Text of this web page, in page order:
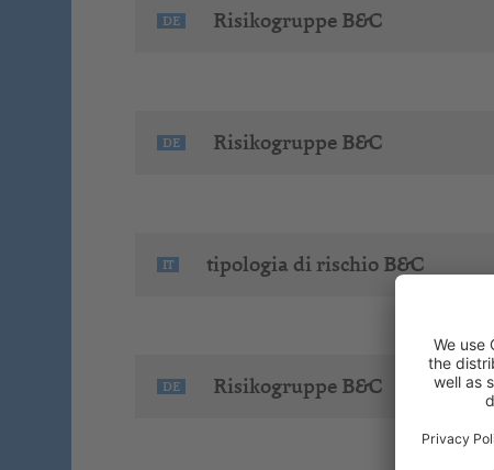
DE Risikogruppe B&C
DE Risikogruppe B&C
IT tipologia di rischio B&C
DE Risikogruppe B&C